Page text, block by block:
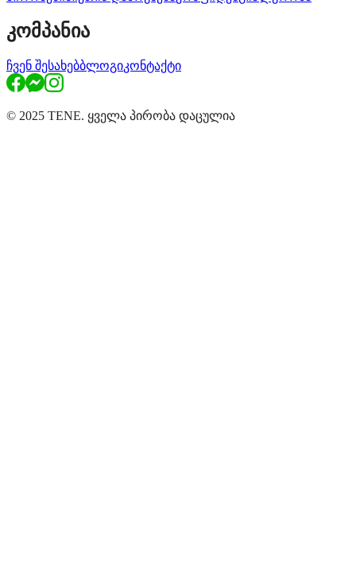
კომპანია
ჩვენ შესახებბლოგიკონტაქტი
© 2025 TENE. ყველა პირობა დაცულია